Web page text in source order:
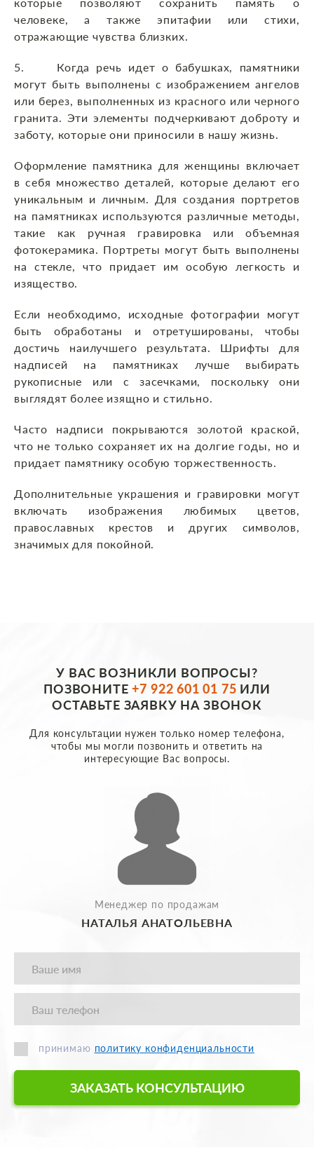
человеке, а также эпитафии или стихи,
отражающие чувства близких.
5. Когда речь идет о бабушках, памятники
могут быть выполнены с изображением ангелов
или берез, выполненных из красного или черного
гранита. Эти элементы подчеркивают доброту и
заботу, которые они приносили в нашу жизнь.
Оформление памятника для женщины включает
в себя множество деталей, которые делают его
уникальным и личным. Для создания портретов
на памятниках используются различные методы,
такие как ручная гравировка или объемная
фотокерамика. Портреты могут быть выполнены
на стекле, что придает им особую легкость и
изящество.
Если необходимо, исходные фотографии могут
быть обработаны и отретушированы, чтобы
достичь наилучшего результата. Шрифты для
надписей на памятниках лучше выбирать
рукописные или с засечками, поскольку они
выглядят более изящно и стильно.
Часто надписи покрываются золотой краской,
что не только сохраняет их на долгие годы, но и
придает памятнику особую торжественность.
Дополнительные украшения и гравировки могут
включать изображения любимых цветов,
православных крестов и других символов,
значимых для покойной.
У ВАС ВОЗНИКЛИ ВОПРОСЫ?
ПОЗВОНИТЕ+7 922 601 01 75 ИЛИ
ОСТАВЬТЕ ЗАЯВКУ НА ЗВОНОК
Для консультации нужен только номер телефона,
чтобы мы могли позвонить и ответить на
интересующие Вас вопросы.
Менеджер по продажам
НАТАЛЬЯ АНАТОЛЬЕВНА
принимаю политику конфиденциальности
ЗАКАЗАТЬ КОНСУЛЬТАЦИЮ